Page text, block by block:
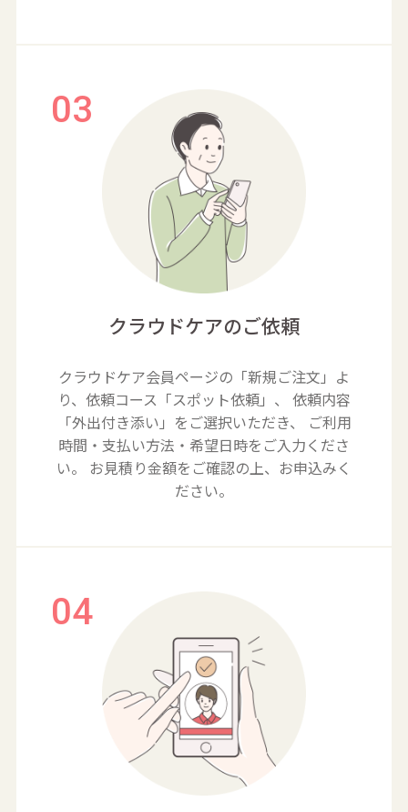
クラウドケアのご依頼
クラウドケア会員ページの「新規ご注文」よ
り、依頼コース「スポット依頼」、
依頼内容
「外出付き添い」をご選択いただき、
ご利用
時間・支払い方法・希望日時をご入力くださ
い。
お見積り金額をご確認の上、お申込みく
ださい。